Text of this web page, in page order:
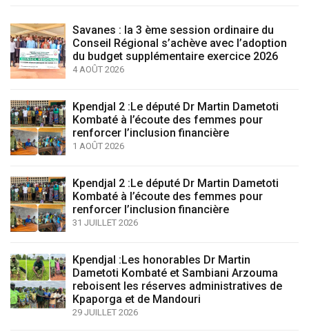
Savanes : la 3 ème session ordinaire du
Conseil Régional s’achève avec l’adoption
du budget supplémentaire exercice 2026
4 AOÛT 2026
Kpendjal 2 :Le député Dr Martin Dametoti
Kombaté à l’écoute des femmes pour
renforcer l’inclusion financière
1 AOÛT 2026
Kpendjal 2 :Le député Dr Martin Dametoti
Kombaté à l’écoute des femmes pour
renforcer l’inclusion financière
31 JUILLET 2026
Kpendjal :Les honorables Dr Martin
Dametoti Kombaté et Sambiani Arzouma
reboisent les réserves administratives de
Kpaporga et de Mandouri
29 JUILLET 2026